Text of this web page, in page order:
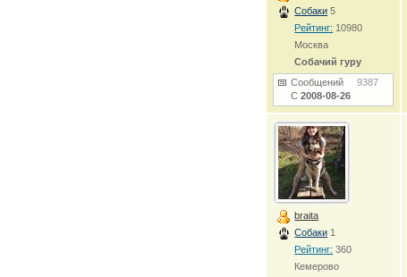
Собаки 5
Рейтинг: 10980
Москва
Собачий гуру
Сообщений9387
С2008-08-26
braita
Собаки 1
Рейтинг: 360
Кемерово